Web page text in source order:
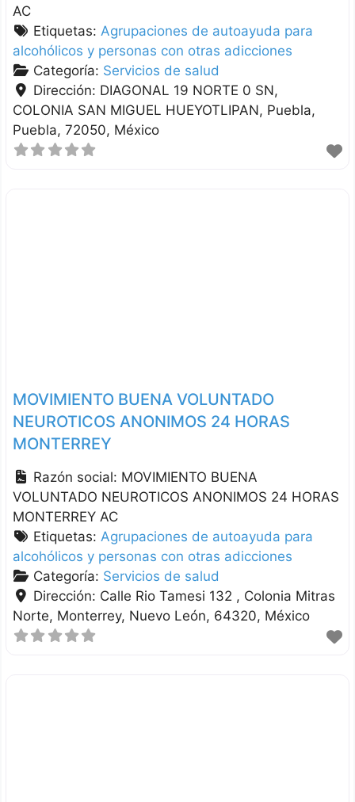
AC
Etiquetas: Agrupaciones de autoayuda para
alcohólicos y personas con otras adicciones
Categoría: Servicios de salud
Dirección: DIAGONAL 19 NORTE 0 SN,
COLONIA SAN MIGUEL HUEYOTLIPAN Puebla
Puebla 72050 México
MOVIMIENTO BUENA VOLUNTADO
NEUROTICOS ANONIMOS 24 HORAS
MONTERREY
Razón social: MOVIMIENTO BUENA
VOLUNTADO NEUROTICOS ANONIMOS 24 HORAS
MONTERREY AC
Etiquetas: Agrupaciones de autoayuda para
alcohólicos y personas con otras adicciones
Categoría: Servicios de salud
Dirección: Calle Rio Tamesi 132 , Colonia Mitras
Norte Monterrey Nuevo León 64320 México